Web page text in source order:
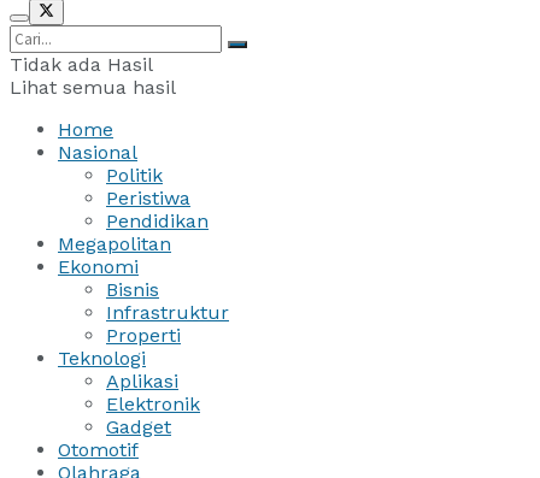
Tidak ada Hasil
Lihat semua hasil
Home
Nasional
Politik
Peristiwa
Pendidikan
Megapolitan
Ekonomi
Bisnis
Infrastruktur
Properti
Teknologi
Aplikasi
Elektronik
Gadget
Otomotif
Olahraga